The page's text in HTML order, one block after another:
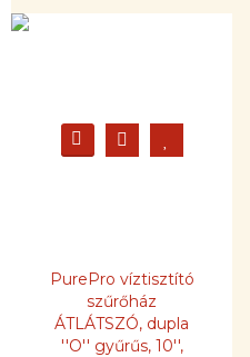
PurePro víztisztító
szűrőház
ÁTLÁTSZÓ, dupla
''O'' gyűrűs, 10'',